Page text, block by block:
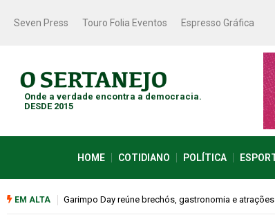
Seven Press Touro Folia Eventos Espresso Gráfica
Onde a verdade encontra a democracia.
DESDE 2015
HOME COTIDIANO POLÍTICA
EM ALTA
sábado (08)Bugonia transforma paranoia e conspiração em um